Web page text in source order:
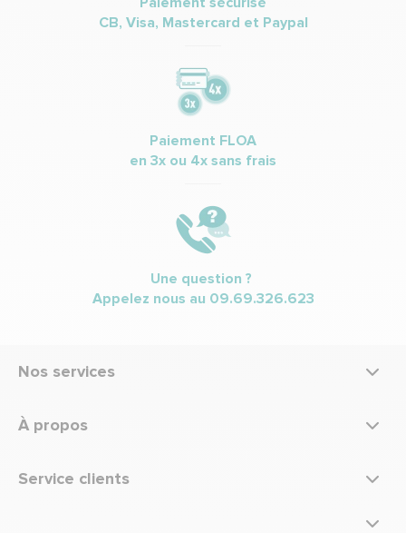
CB, Visa, Mastercard et Paypal
Paiement FLOA
en 3x ou 4x sans frais
Une question ?
Appelez nous au 09.69.326.623
Nos services
À propos
Service clients